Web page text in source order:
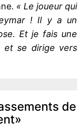
« Le joueur qui
! Il y a un
Et je fais une
et se dirige vers
de